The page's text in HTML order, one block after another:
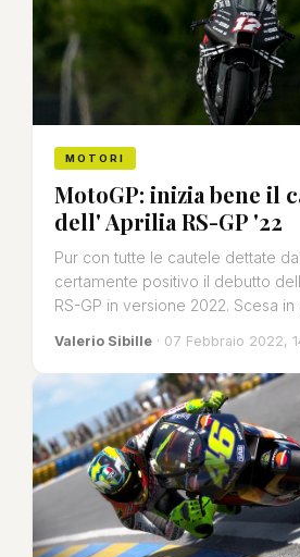
MOTORI
MotoGP: inizia bene il
dell' Aprilia RS-GP '22
Pur con tutte le cautele dettate
certamente positivo il debutto
RS-GP in versione 2022. Scesa
Valerio Sibille · 07 Febbraio 2022,